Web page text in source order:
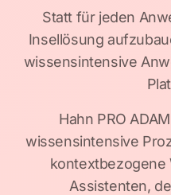
Statt für jeden
Insellösung
wissensintensive
Hahn PRO
wissensintensive
kontextbezogene
Assistenten,